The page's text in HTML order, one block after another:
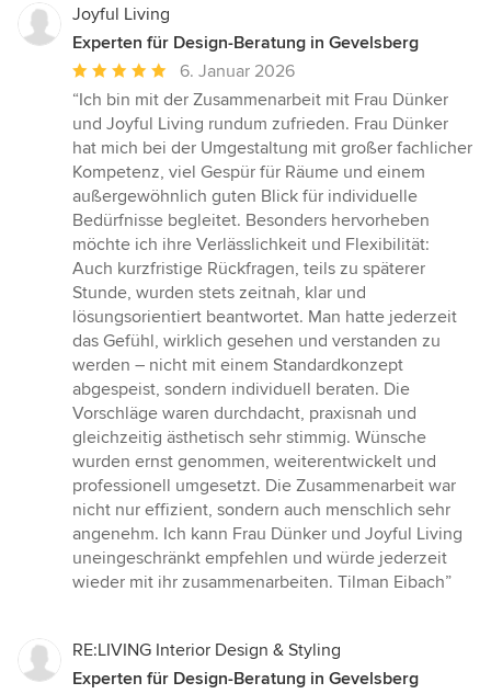
Joyful Living
Experten für Design-Beratung in Gevelsberg
Durchschnittliche
Bewertung:
5
von
5
Sternen
6. Januar 2026
“Ich bin mit der Zusammenarbeit mit Frau Dünker
und Joyful Living rundum zufrieden. Frau Dünker
hat mich bei der Umgestaltung mit großer fachlicher
Kompetenz, viel Gespür für Räume und einem
außergewöhnlich guten Blick für individuelle
Bedürfnisse begleitet. Besonders hervorheben
möchte ich ihre Verlässlichkeit und Flexibilität:
Auch kurzfristige Rückfragen, teils zu späterer
Stunde, wurden stets zeitnah, klar und
lösungsorientiert beantwortet. Man hatte jederzeit
das Gefühl, wirklich gesehen und verstanden zu
werden – nicht mit einem Standardkonzept
abgespeist, sondern individuell beraten. Die
Vorschläge waren durchdacht, praxisnah und
gleichzeitig ästhetisch sehr stimmig. Wünsche
wurden ernst genommen, weiterentwickelt und
professionell umgesetzt. Die Zusammenarbeit war
nicht nur effizient, sondern auch menschlich sehr
angenehm. Ich kann Frau Dünker und Joyful Living
uneingeschränkt empfehlen und würde jederzeit
wieder mit ihr zusammenarbeiten. Tilman Eibach”
RE:LIVING Interior Design & Styling
Experten für Design-Beratung in Gevelsberg